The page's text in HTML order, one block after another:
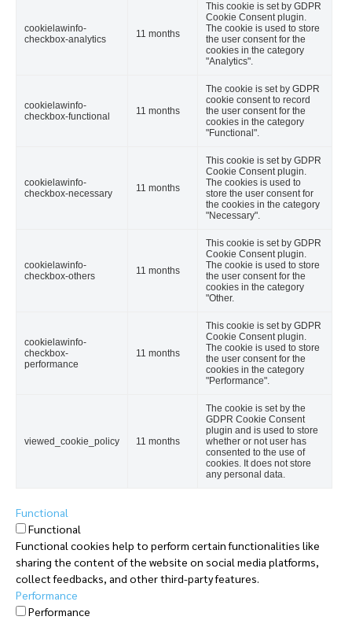
cookielawinfo-
checkbox-analytics
11 months
This cookie is set by GDPR
Cookie Consent plugin.
The cookie is used to store
the user consent for the
cookies in the category
"Analytics".
cookielawinfo-
checkbox-functional
11 months
The cookie is set by GDPR
cookie consent to record
the user consent for the
cookies in the category
"Functional".
cookielawinfo-
checkbox-necessary
11 months
This cookie is set by GDPR
Cookie Consent plugin.
The cookies is used to
store the user consent for
the cookies in the category
"Necessary".
cookielawinfo-
checkbox-others
11 months
This cookie is set by GDPR
Cookie Consent plugin.
The cookie is used to store
the user consent for the
cookies in the category
"Other.
cookielawinfo-
checkbox-
performance
11 months
This cookie is set by GDPR
Cookie Consent plugin.
The cookie is used to store
the user consent for the
cookies in the category
"Performance".
viewed_cookie_policy 11 months
The cookie is set by the
GDPR Cookie Consent
plugin and is used to store
whether or not user has
consented to the use of
cookies. It does not store
any personal data.
Functional
Functional
Functional cookies help to perform certain functionalities like
sharing the content of the website on social media platforms,
collect feedbacks, and other third-party features.
Performance
Performance